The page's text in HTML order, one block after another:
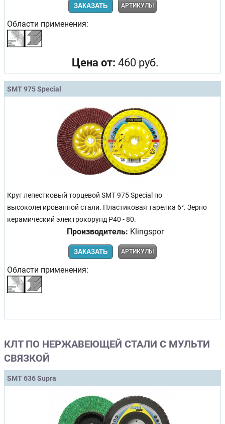
ЗАКАЗАТЬ АРТИКУЛЫ
Области применения:
Цена от: 460 руб.
SMT 975 Special
Круг лепестковый торцевой SMT 975 Special по
высоколегированной стали. Пластиковая тарелка 6°. Зерно
керамический электрокорунд Р40 - 80.
Производитель: Klingspor
ЗАКАЗАТЬ АРТИКУЛЫ
Области применения:
КЛТ ПО НЕРЖАВЕЮЩЕЙ СТАЛИ С МУЛЬТИ
СВЯЗКОЙ
SMT 636 Supra